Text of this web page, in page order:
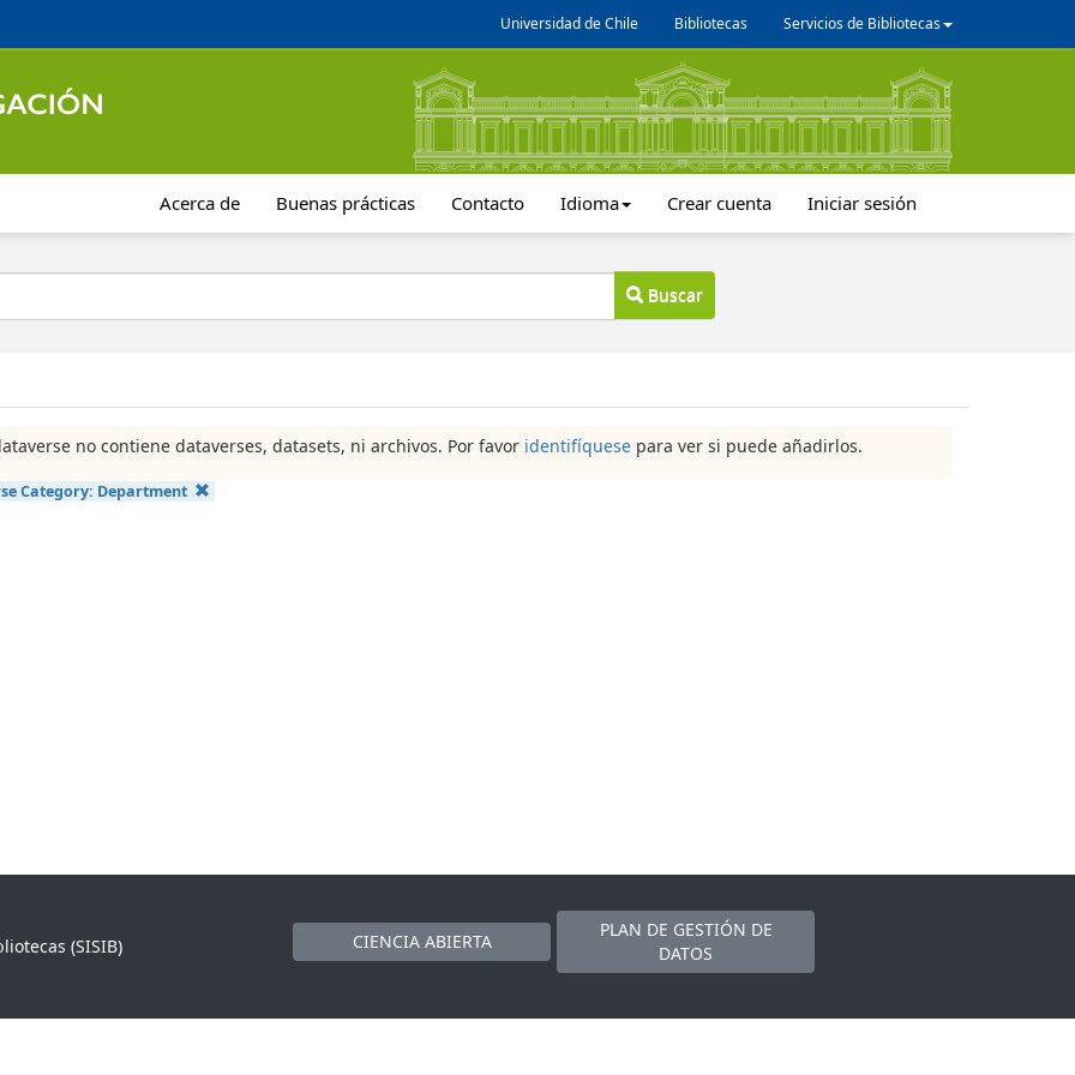
Universidad de Chile Bibliotecas Servicios de Bibliotecas
Acerca de Buenas prácticas Contacto Idioma Crear cuenta Iniciar sesión
Buscar
no contiene dataverses, datasets, ni archivos. Por favor identifíquese para ver si puede añadirlos.
Category: Department
(SISIB)
CIENCIA ABIERTA
PLAN DE GESTIÓN DE
DATOS